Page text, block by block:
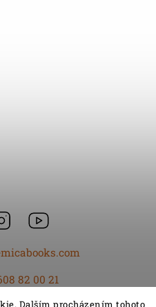
Dalším procházením tohoto
Instagram
82 00 21